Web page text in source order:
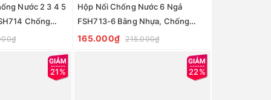
Nước 2 3 4 5
Chống
- Linh kiện
Hộp Nối Chống Nước 6 Ngả
FSH713-6 Bằng Nhựa, Chống
Nước, Ngoài Trời IP68 - Linh kiện
165.000₫ 215.000₫
21% 22%